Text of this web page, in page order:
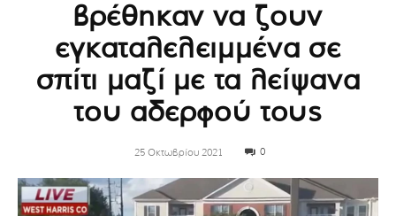
βρέθηκαν να ζουν
εγκαταλελειμμένα σε
σπίτι μαζί με τα λείψανα
του αδερφού τους
25 Οκτωβρίου 2021 0